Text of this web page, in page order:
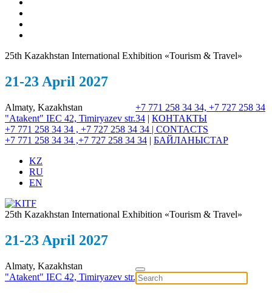
25th Kazakhstan International Exhibition «Tourism & Travel»
21-23 April 2027
Almaty, Kazakhstan
"Atakent" IEC 42, Timiryazev str.
+7 771 258 34 34, +7 727 258 34
34 | КОНТАКТЫ
+7 771 258 34 34 , +7 727 258 34 34 | CONTACTS
+7 771 258 34 34 ,+7 727 258 34 34 | БАЙЛАНЫСТАР
KZ
RU
EN
25th Kazakhstan International Exhibition «Tourism & Travel»
21-23 April 2027
Almaty, Kazakhstan
"Atakent" IEC 42, Timiryazev str.